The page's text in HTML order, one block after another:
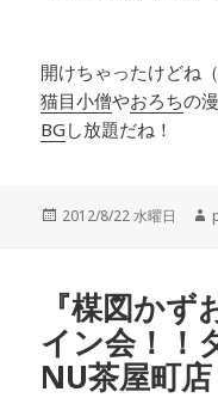
開けちゃったけどね
猫目小僧やおろちの
BG し放題だね！
投
2012/8/22 水曜日
『楳図か
イン会！！
NU茶屋町店